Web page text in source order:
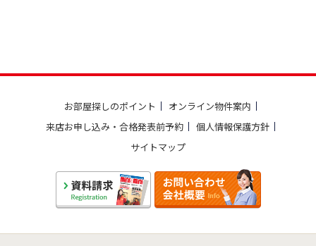
お部屋探しのポイント
オンライン物件案内
来店お申し込み・合格発表前予約
個人情報保護方針
サイトマップ